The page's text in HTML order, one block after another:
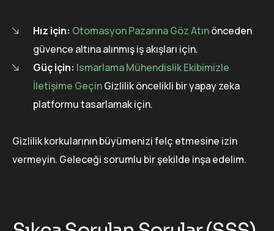
Hız için: Otomasyon Pazarına Göz Atınönceden
güvence altına alınmış iş akışları için.
Güç için: Ismarlama Mühendislik Ekibimizle
İletişime GeçinGizlilik öncelikli bir yapay zeka
platformu tasarlamak için.
Gizlilik korkularının büyümenizi felç etmesine izin
vermeyin. Geleceği sorumlu bir şekilde inşa edelim.